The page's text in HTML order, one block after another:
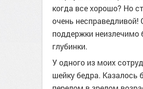
когда все хорошо? Но
очень несправедливой!
поддержки неизлечимо
глубинки.
У одного из моих
шейку бедра. Казалось